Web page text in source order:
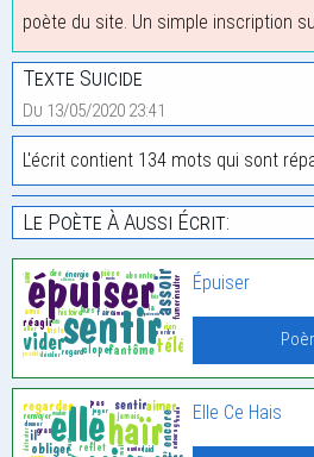
poète du site. Un simple inscription
Texte Suicide
Du 13/05/2020 23:41
L'écrit contient 134 mots qui sont
Le Poète À Aussi Écrit:
Épuiser
Elle Ce Hais